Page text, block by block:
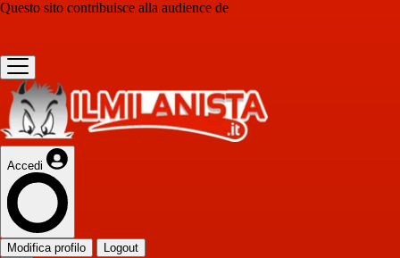
Questo sito contribuisce alla audience de
Accedi
Modifica profilo Logout